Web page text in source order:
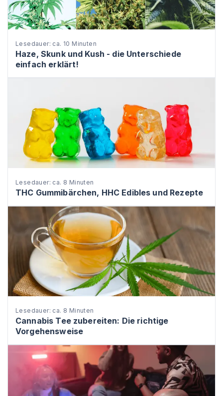
Lesedauer: ca. 10 Minuten
Haze, Skunk und Kush - die Unterschiede
einfach erklärt!
Lesedauer: ca. 8 Minuten
THC Gummibärchen, HHC Edibles und Rezepte
Lesedauer: ca. 8 Minuten
Cannabis Tee zubereiten: Die richtige
Vorgehensweise